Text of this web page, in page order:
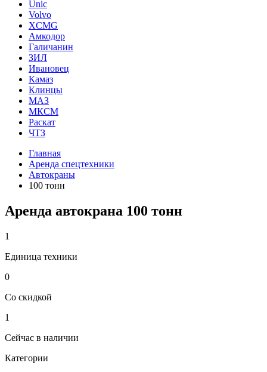
Unic
Volvo
XCMG
Амкодор
Галичанин
ЗИЛ
Ивановец
Камаз
Клинцы
МАЗ
МКСМ
Раскат
ЧТЗ
Главная
Аренда спецтехники
Автокраны
100 тонн
Аренда автокрана 100 тонн
1
Единица техники
0
Со скидкой
1
Сейчас в наличии
Категории